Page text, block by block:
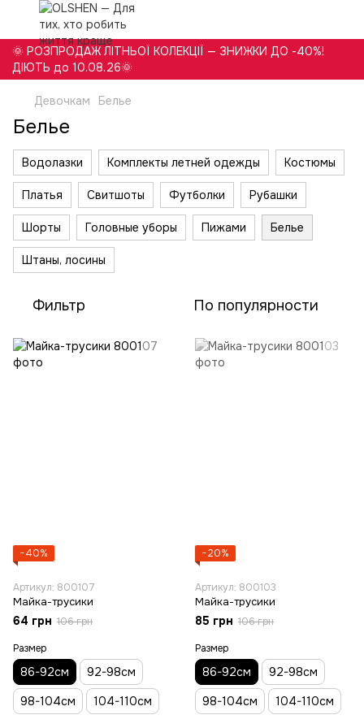
🌞 РОЗПРОДАЖ ЛІТНЬОЇ КОЛЕКЦІЇ — ЗНИЖКИ ДО -40%!
ДІЮТЬ до 10.08.26🌞
Девочкам Белье
Белье
Водолазки Комплекты летней одежды Костюмы
Платья Свитшоты Футболки Рубашки
Шорты Головные уборы Пижами Белье
Штаны, лосины
Фильтр По популярности
−40%
Артикул: 800107
Майка-трусики
64 грн 106 грн
Размер
86-92см
92-98см
98-104см
104-110см
−20%
Артикул: 800103
Майка-трусики
85 грн 106 грн
Размер
86-92см
92-98см
98-104см
104-110см